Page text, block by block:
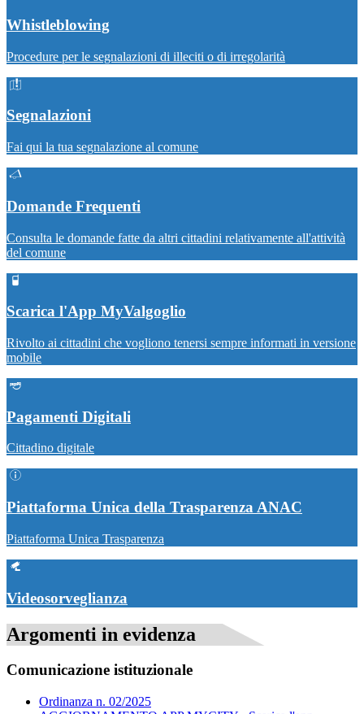
Whistleblowing
Procedure per le segnalazioni di illeciti o di irregolarità
Segnalazioni
Fai qui la tua segnalazione al comune
Domande Frequenti
Consulta le domande fatte da altri cittadini relativamente all'attività
del comune
Scarica l'App MyValgoglio
Rivolto ai cittadini che vogliono tenersi sempre informati in versione
mobile
Pagamenti Digitali
Cittadino digitale
Piattaforma Unica della Trasparenza ANAC
Piattaforma Unica Trasparenza
Videosorveglianza
Argomenti in evidenza
Comunicazione istituzionale
Ordinanza n. 02/2025